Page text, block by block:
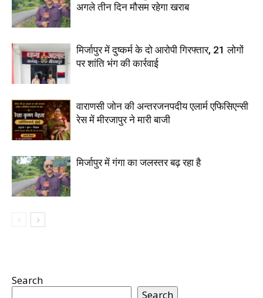
अगले तीन दिन मौसम रहेगा खराब
मिर्जापुर में दुष्कर्म के दो आरोपी गिरफ्तार, 21 लोगों
पर शांति भंग की कार्रवाई
वाराणसी जोन की अन्तरजनपदीय एलार्म एफिसिएन्सी
रेस में मीरजापुर ने मारी बाजी
मिर्जापुर में गंगा का जलस्तर बढ़ रहा है
Search
Search